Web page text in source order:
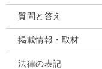
質問と答え
掲載情報・取材
法律の表記